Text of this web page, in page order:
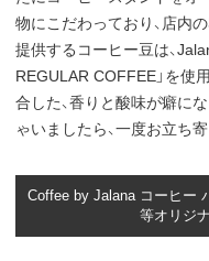
物にこだわっており、店内
提供するコーヒー豆は、
REGULAR COFFEE」を使
合した、香りと酸味が癖に
ゃいましたら、一度お立ち寄
Coffee by Jalana コーヒー
等オリジ